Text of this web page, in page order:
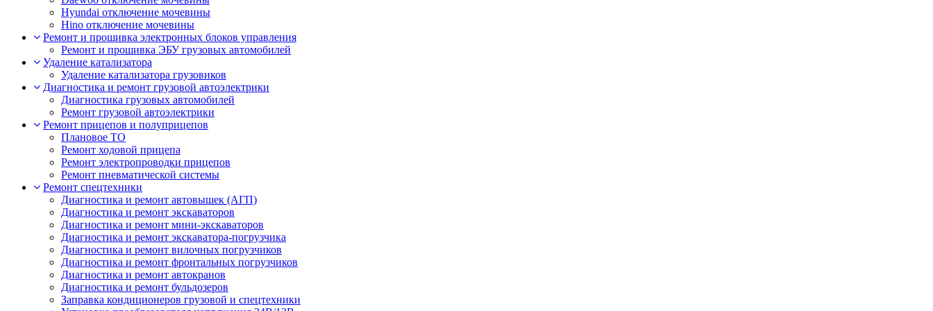
Hyundai отключение мочевины
Hino отключение мочевины
Ремонт и прошивка электронных блоков управления
Ремонт и прошивка ЭБУ грузовых автомобилей
Удаление катализатора
Удаление катализатора грузовиков
Диагностика и ремонт грузовой автоэлектрики
Диагностика грузовых автомобилей
Ремонт грузовой автоэлектрики
Ремонт прицепов и полуприцепов
Плановое ТО
Ремонт ходовой прицепа
Ремонт электропроводки прицепов
Ремонт пневматической системы
Ремонт спецтехники
Диагностика и ремонт автовышек (АГП)
Диагностика и ремонт экскаваторов
Диагностика и ремонт мини-экскаваторов
Диагностика и ремонт экскаватора-погрузчика
Диагностика и ремонт вилочных погрузчиков
Диагностика и ремонт фронтальных погрузчиков
Диагностика и ремонт автокранов
Диагностика и ремонт бульдозеров
Заправка кондиционеров грузовой и спецтехники